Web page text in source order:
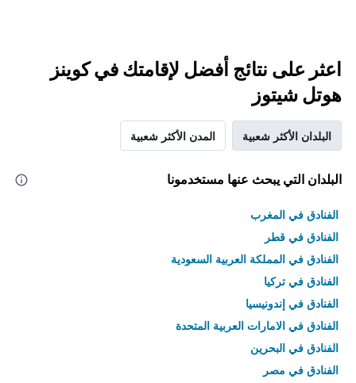
اعثر على نتائج أفضل لإقامتك في كوينز
هوتل شيتوز
البلدان الأكثر شعبية المدن الأكثر شعبية
البلدان التي يبحث عنها مستخدمونا
الفنادق في المغرب
الفنادق في قطر
الفنادق في المملكة العربية السعودية
الفنادق في تركيا
الفنادق في إندونيسيا
الفنادق في الامارات العربية المتحدة
الفنادق في البحرين
الفنادق في مصر